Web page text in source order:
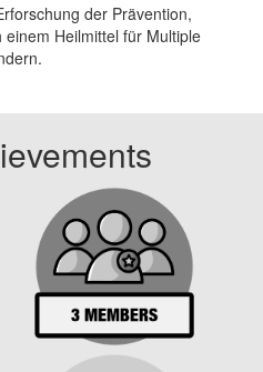
der Prävention,
Heilmittel für Multiple